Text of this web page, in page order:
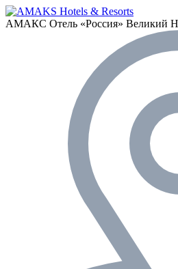
АМАКС Отель «‎Россия» Великий